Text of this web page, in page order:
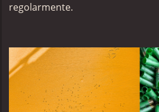
regolarmente.